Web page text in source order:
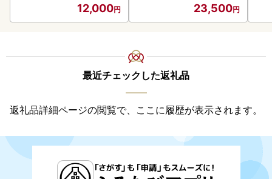
12,000 23,500
最近チェックした返礼品
返礼品詳細ページの閲覧で、ここに履歴が表示されます。